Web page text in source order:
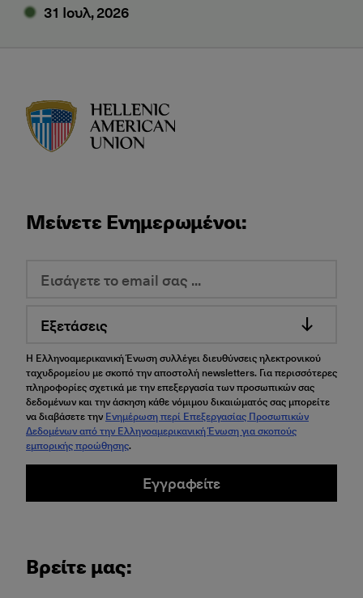
31 Ιουλ, 2026
Μείνετε Ενημερωμένοι:
Εξετάσεις
Η Ελληνοαμερικανική Ένωση συλλέγει διευθύνσεις ηλεκτρονικού
ταχυδρομείου με σκοπό την αποστολή newsletters. Για περισσότερες
πληροφορίες σχετικά με την επεξεργασία των προσωπικών σας
δεδομένων και την άσκηση κάθε νόμιμου δικαιώματός σας μπορείτε
να διαβάσετε την Ενημέρωση περί Επεξεργασίας Προσωπικών
Δεδομένων από την Ελληνοαμερικανική Ένωση για σκοπούς
εμπορικής προώθησης.
Εγγραφείτε
Βρείτε μας: